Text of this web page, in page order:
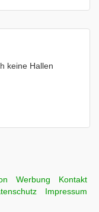
keine Hallen
Werbung
Kontakt
Impressum